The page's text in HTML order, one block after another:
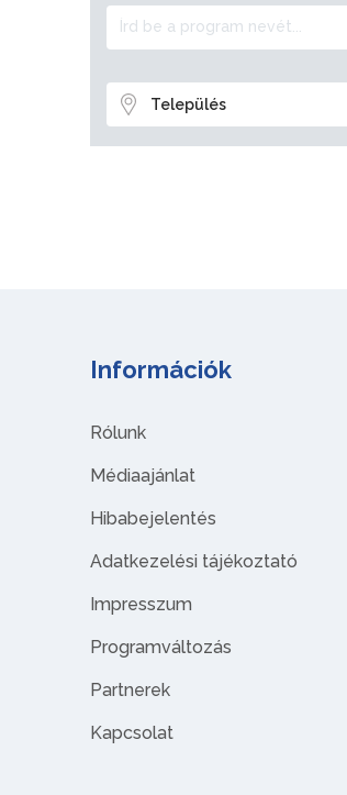
Település
Információk
Rólunk
Médiaajánlat
Hibabejelentés
Adatkezelési tájékoztató
Impresszum
Programváltozás
Partnerek
Kapcsolat